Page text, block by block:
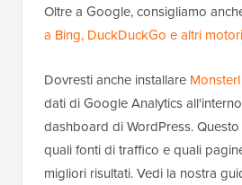
Oltre a Google, consigliamo
a Bing, DuckDuckGo e altri
Dovresti anche installare
dati di Google Analytics
dashboard di WordPress.
quali fonti di traffico e quali
migliori risultati. Vedi la nostra